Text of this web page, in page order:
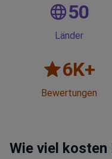
50
Länder
6K+
Bewertungen
Wie viel